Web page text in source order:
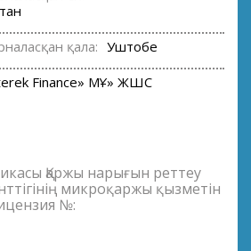
қала: Уштобе
Finance» МҚҰ» ЖШС
Қаржы нарығын реттеу
микроқаржы қызметін
№: